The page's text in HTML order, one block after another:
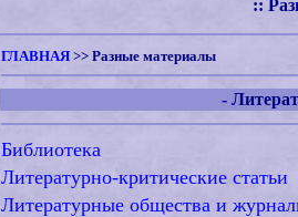
::
ГЛАВНАЯ >> Разные материалы
-
Библиотека
Литературно-критические статьи
Литературные общества и